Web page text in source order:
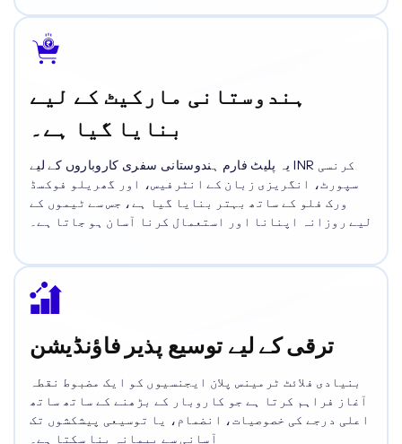
ہندوستانی مارکیٹ کے لیے
بنایا گیا ہے۔
یہ پلیٹ فارم ہندوستانی سفری کاروباروں کے لیے INR کرنسی
سپورٹ، انگریزی زبان کے انٹرفیس، اور گھریلو فوکسڈ
ورک فلو کے ساتھ بہتر بنایا گیا ہے، جس سے ٹیموں کے
لیے روزانہ اپنانا اور استعمال کرنا آسان ہو جاتا ہے۔
ترقی کے لیے توسیع پذیر فاؤنڈیشن
بنیادی فلائٹ ٹرمینس پلان ایجنسیوں کو ایک مضبوط نقطہ
آغاز فراہم کرتا ہے جو کاروبار کے بڑھنے کے ساتھ ساتھ
اعلی درجے کی خصوصیات، انضمام، یا توسیعی پیشکشوں تک
آسانی سے پیمانہ بنا سکتا ہے۔